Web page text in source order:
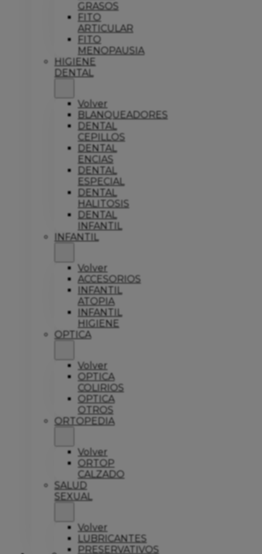
GRASOS
FITO
ARTICULAR
FITO
MENOPAUSIA
HIGIENE
DENTAL
Volver
BLANQUEADORES
DENTAL
CEPILLOS
DENTAL
ENCIAS
DENTAL
ESPECIAL
DENTAL
HALITOSIS
DENTAL
INFANTIL
INFANTIL
Volver
ACCESORIOS
INFANTIL
ATOPIA
INFANTIL
HIGIENE
OPTICA
Volver
OPTICA
COLIRIOS
OPTICA
OTROS
ORTOPEDIA
Volver
ORTOP
CALZADO
SALUD
SEXUAL
Volver
LUBRICANTES
PRESERVATIVOS